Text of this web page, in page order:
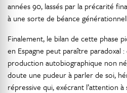
années 90, lassés par la précarité
à une sorte de béance
Finalement, le bilan de cette phase
en Espagne peut paraître paradoxal :
production autobiographique non
doute une pudeur à parler de soi,
répressive qui, exécrant l’attention